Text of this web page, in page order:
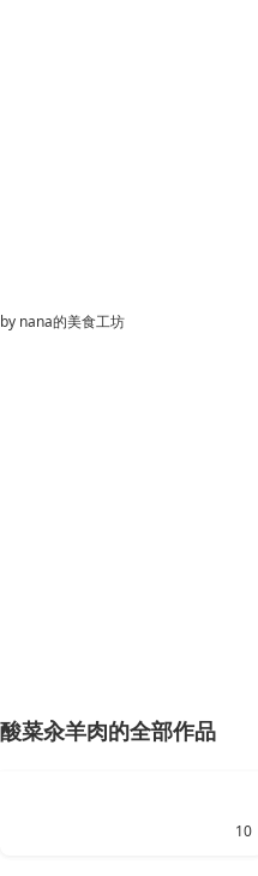
by nana的美食工坊
酸菜汆羊肉的全部作品
10